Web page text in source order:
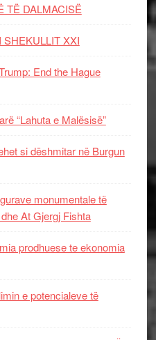
TË DALMACISË
XXI
End the Hague
“Lahuta e Malësisë”
si dëshmitar në Burgun
monumentale të
At Gjergj Fishta
prodhuese te ekonomia
e potencialeve të